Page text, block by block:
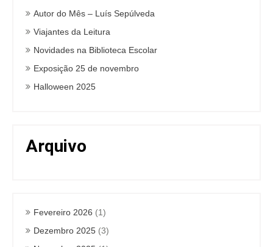
Autor do Mês – Luís Sepúlveda
Viajantes da Leitura
Novidades na Biblioteca Escolar
Exposição 25 de novembro
Halloween 2025
Arquivo
Fevereiro 2026 (1)
Dezembro 2025 (3)